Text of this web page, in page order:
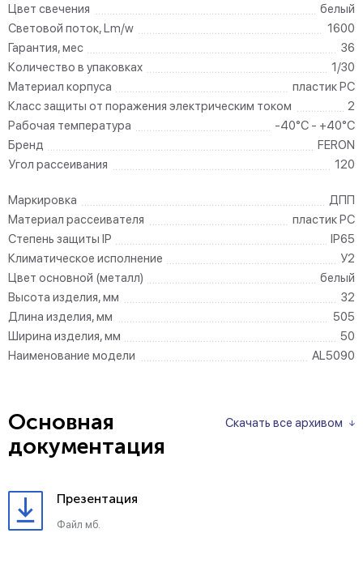
Цвет свечения
белый
Световой поток, Lm/w
1600
Гарантия, мес
36
Количество в упаковках
1/30
Материал корпуса
пластик PC
Класс защиты от поражения электрическим током
2
Рабочая температура
-40°C - +40°C
Бренд
FERON
Угол рассеивания
120
Маркировка
ДПП
Материал рассеивателя
пластик PC
Степень защиты IP
IP65
Климатическое исполнение
У2
Цвет основной (металл)
белый
Высота изделия, мм
32
Длина изделия, мм
505
Ширина изделия, мм
50
Наименование модели
AL5090
Скачать все архивом
Основная
документация
Презентация
Файл мб.